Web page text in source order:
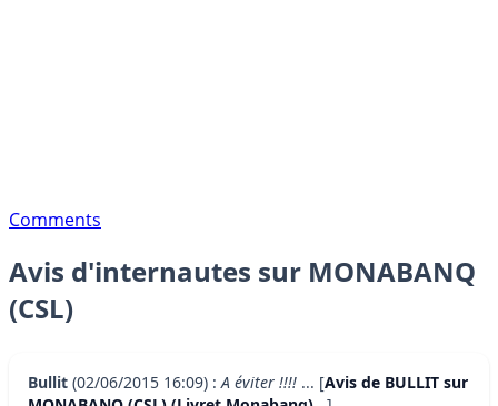
Comments
Avis d'internautes sur MONABANQ
(CSL)
Bullit (02/06/2015 16:09) :A éviter !!!! ... [Avis de BULLIT sur